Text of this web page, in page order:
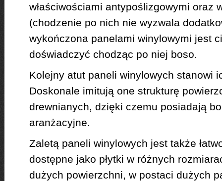
właściwościami antypoślizgowymi oraz
(chodzenie po nich nie wyzwala
wykończona panelami winylowymi jest
doświadczyć chodząc po niej boso.
Kolejny atut paneli winylowych stanowi
Doskonale imitują one strukturę
drewnianych, dzięki czemu posiadają
aranżacyjne.
Zaletą paneli winylowych jest także
dostępne jako płytki w różnych
dużych powierzchni, w postaci dużych